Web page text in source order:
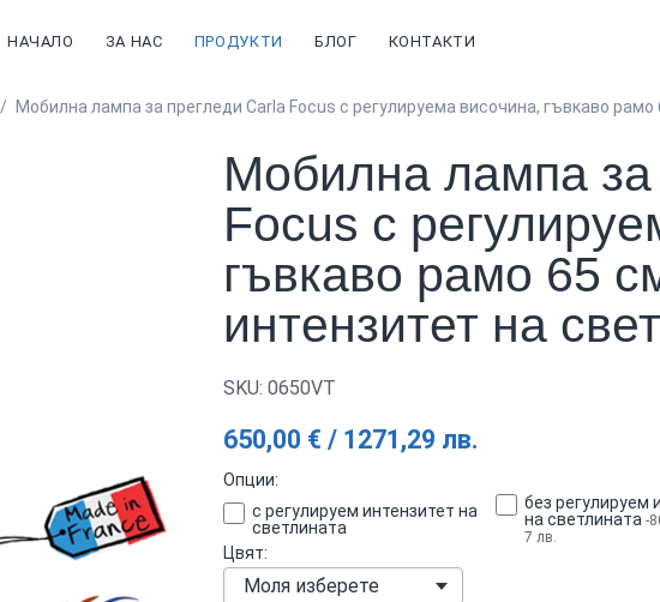
НАЧАЛО ЗА НАС ПРОДУКТИ БЛОГ КОНТАКТИ
/
Мобилна лампа за прегледи Carla Focus с регулируема височина, гъвкаво рамо
Мобилна лампа за
Focus с
гъвкаво рамо 65
интензитет на
SKU: 0650VТ
650,00 € / 1271,29 лв.
Опции
с регулируем интензитет на
светлината
без регулируем
на светлината -
7 лв.
Цвят